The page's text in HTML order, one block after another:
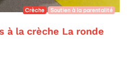
Crèche Soutien à la parentalité
à la crèche La ronde